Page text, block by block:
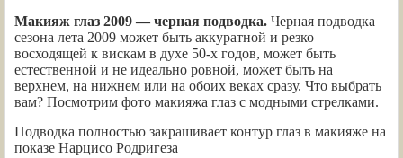
Макияж глаз 2009 — черная подводка. Черная подводка
сезона лета 2009 может быть аккуратной и резко
восходящей к вискам в духе 50-х годов, может быть
естественной и не идеально ровной, может быть на
верхнем, на нижнем или на обоих веках сразу. Что выбрать
вам? Посмотрим фото макияжа глаз с модными стрелками.
Подводка полностью закрашивает контур глаз в макияже на
показе Нарцисо Родригеза